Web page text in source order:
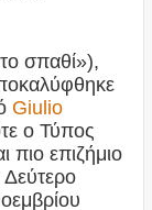
σπαθί»),
Giulio
ο Τύπος
πιο επιζήμιο
Δεύτερο